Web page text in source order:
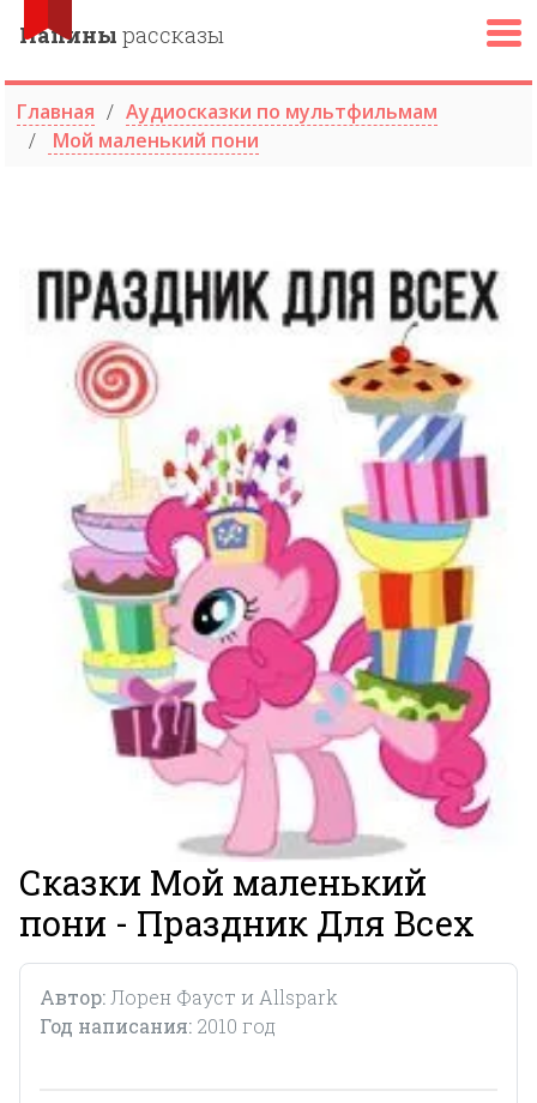
Папины рассказы
Главная
Аудиосказки по мультфильмам
Мой маленький пони
Сказки Мой маленький
пони - Праздник Для Всех
Автор: Лорен Фауст и Allspark
Год написания: 2010 год